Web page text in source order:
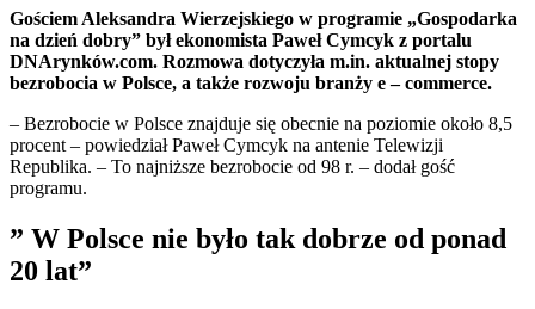
Gościem Aleksandra Wierzejskiego w programie „Gospodarka
na dzień dobry” był ekonomista Paweł Cymcyk z portalu
DNArynków.com. Rozmowa dotyczyła m.in. aktualnej stopy
bezrobocia w Polsce, a także rozwoju branży e – commerce.
– Bezrobocie w Polsce znajduje się obecnie na poziomie około 8,5
procent – powiedział Paweł Cymcyk na antenie Telewizji
Republika. – To najniższe bezrobocie od 98 r. – dodał gość
programu.
” W Polsce nie było tak dobrze od ponad
20 lat”